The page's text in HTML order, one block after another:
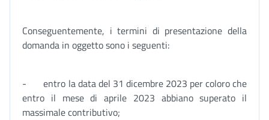
Conseguentemente, i termini di presentazione della
domanda in oggetto sono i seguenti:
- entro la data del 31 dicembre 2023 per coloro che
entro il mese di aprile 2023 abbiano superato il
massimale contributivo;